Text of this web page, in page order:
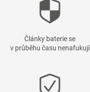
Články baterie se
v průběhu času nenafukují